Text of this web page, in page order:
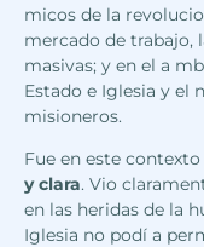
micos de la
mercado de trabajo,
masivas; y en el a
Estado e Iglesia y el
misioneros.
Fue en este
y clara. Vio
en las heridas de la
Iglesia no podí a